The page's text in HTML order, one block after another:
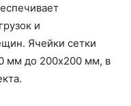
и
Ячейки сетки
мм до 200х200 мм, в